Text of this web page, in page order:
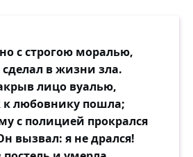
с строгою моралью,
в жизни зла.
лицо вуалью,
к любовнику пошла;
с полицией прокрался
вызвал: я не дрался!